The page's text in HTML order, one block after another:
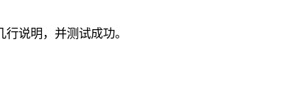
说明，并测试成功。